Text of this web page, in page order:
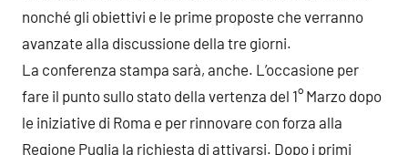
nonché gli obiettivi e le prime proposte che verranno
avanzate alla discussione della tre giorni.
La conferenza stampa sarà, anche. L’occasione per
fare il punto sullo stato della vertenza del 1° Marzo dopo
le iniziative di Roma e per rinnovare con forza alla
Regione Puglia la richiesta di attivarsi. Dopo i primi